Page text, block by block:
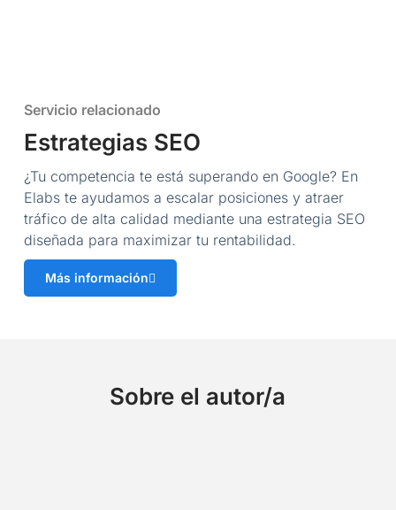
Servicio relacionado
Estrategias SEO
¿Tu competencia te está superando en Google? En
Elabs te ayudamos a escalar posiciones y atraer
tráfico de alta calidad mediante una estrategia SEO
diseñada para maximizar tu rentabilidad.
Más información
Sobre el autor/a